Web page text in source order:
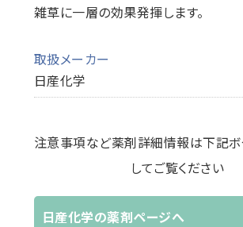
雑草に一層の効果発揮します。
取扱メーカー
日産化学
注意事項など薬剤詳細情報は下記ボ
してご覧ください
日産化学の薬剤ページへ